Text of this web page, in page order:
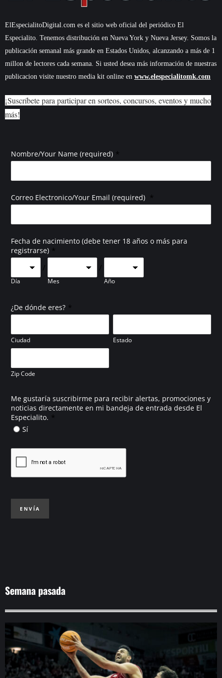
ElEspecialitoDigital.com es el sitio web oficial del periódico El
Especialito. Tenemos distribución en Nueva York y Nueva Jersey. Somos la
publicación semanal más grande en Estados Unidos, alcanzando a más de 1
millon de lectores cada semana. Si usted desea más información de nuestras
publicacion visite nuestro media kit online en www.elespecialitomk.com
¡Suscríbete para participar en sorteos, concursos, eventos y mucho
más!
Nombre/Your Name (required) *
Correo Electronico/Your Email (required) *
Fecha de nacimiento (debe tener 18 años o más para
registrarse) *
Día
/
Mes
/
Año
¿De dónde eres? *
Ciudad Estado
Zip Code
Me gustaría suscribirme para recibir alertas, promociones y
noticias directamente en mi bandeja de entrada desde El
Especialito. *
Sí
ENVÍA
Semana pasada